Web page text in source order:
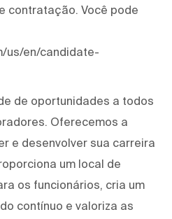
contratação. Você pode
us/en/candidate-
de oportunidades a todos
Oferecemos a
e desenvolver sua carreira
um local de
os funcionários, cria um
contínuo e valoriza as